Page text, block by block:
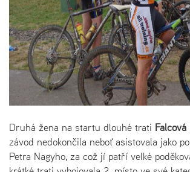
Druhá žena na startu dlouhé trati
závod nedokončila neboť asistovala jako
Petra Nagyho, za což jí patří velké